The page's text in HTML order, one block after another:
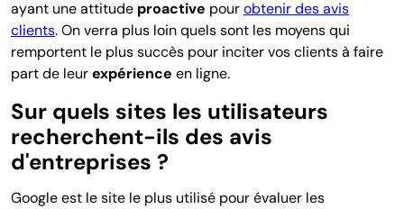
ayant une attitude proactive pourobtenir des avis
clients. On verra plus loin quels sont les moyens qui
remportent le plus succès pour inciter vos clients à faire
part de leurexpérience en ligne.
Sur quels sites les utilisateurs
recherchent-ils des avis
d'entreprises ?
Google est le site le plus utilisé pour évaluer les